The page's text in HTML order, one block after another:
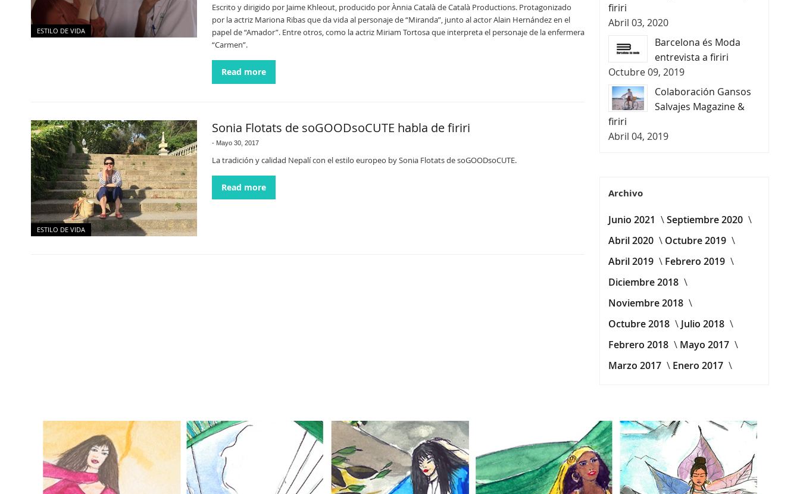
ESTILO DE VIDA
Escrito y dirigido por Jaime Khleout, producido por Ànnia Català de Català Productions. Protagonizado
por la actriz Mariona Ribas que da vida al personaje de “Miranda”, junto al actor Alain Hernández en el
papel de “Amador”. Entre otros, como la actriz Miriam Tortosa que interpreta el personaje de la enfermera
“Carmen”.
Read more
ESTILO DE VIDA
Sonia Flotats de soGOODsoCUTE habla de firiri
- Mayo 30, 2017
La tradición y calidad Nepalí con el estilo europeo by Sonia Flotats de soGOODsoCUTE.
Read more
firiri
Abril 03, 2020
Barcelona és Moda
entrevista a firiri
Octubre 09, 2019
Colaboración Gansos
Salvajes Magazine &
firiri
Abril 04, 2019
Archivo
Junio 2021
Septiembre 2020
Abril 2020
Octubre 2019
Abril 2019
Febrero 2019
Diciembre 2018
Noviembre 2018
Octubre 2018
Julio 2018
Febrero 2018
Mayo 2017
Marzo 2017
Enero 2017